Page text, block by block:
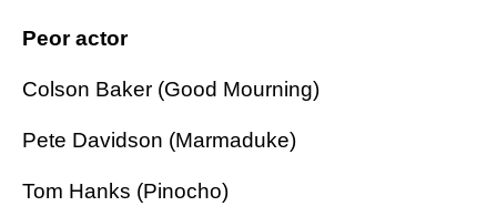
Peor actor
Colson Baker (Good Mourning)
Pete Davidson (Marmaduke)
Tom Hanks (Pinocho)